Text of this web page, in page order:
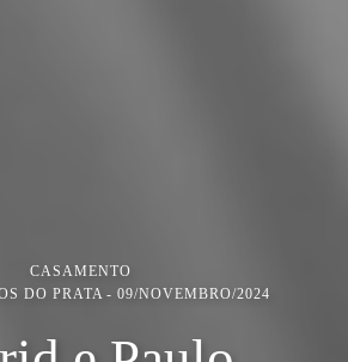
CASAMENTO
DO PRATA
09/NOVEMBRO/2024